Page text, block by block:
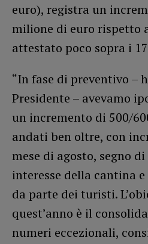
euro), registra un
milione di euro rispetto
attestato poco sopra i
“In fase di preventivo –
Presidente – avevamo
un incremento di 500/
andati ben oltre, con
mese di agosto, segno
interesse della cantina
da parte dei turisti.
quest’anno è il
numeri eccezionali,